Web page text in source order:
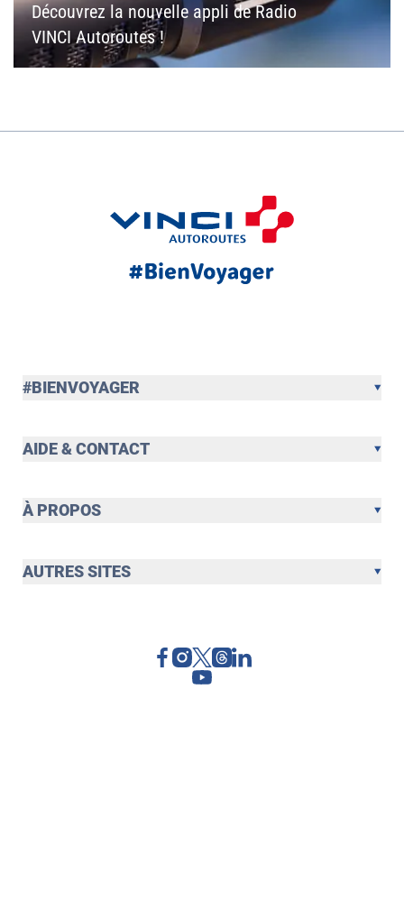
Découvrez la nouvelle appli de Radio
VINCI Autoroutes !
#BIENVOYAGER
AIDE & CONTACT
À PROPOS
AUTRES SITES